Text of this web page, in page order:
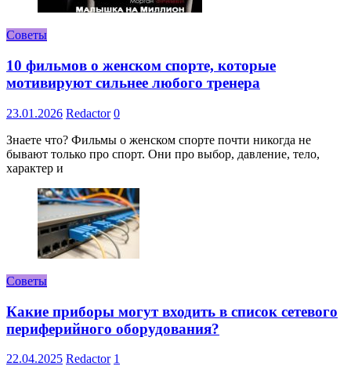
Советы
10 фильмов о женском спорте, которые
мотивируют сильнее любого тренера
23.01.2026 Redactor 0
Знаете что? Фильмы о женском спорте почти никогда не
бывают только про спорт. Они про выбор, давление, тело,
характер и
Советы
Какие приборы могут входить в список сетевого
периферийного оборудования?
22.04.2025 Redactor 1